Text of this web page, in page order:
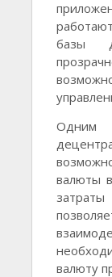
базы
Одним
валюты
валюту